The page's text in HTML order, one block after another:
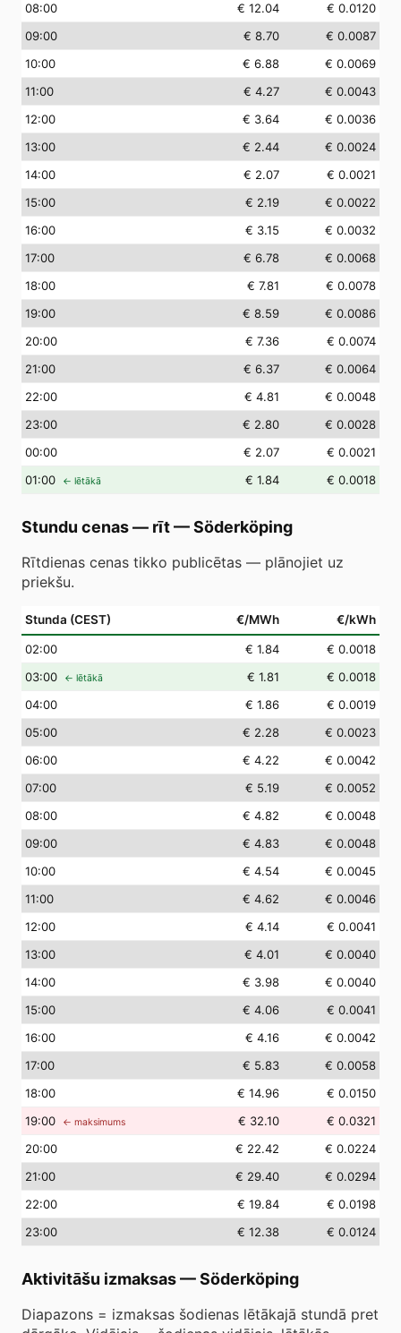
08:00 € 12.04
€ 0.0120
09:00 € 8.70
€ 0.0087
10:00 € 6.88
€ 0.0069
11:00 € 4.27
€ 0.0043
12:00 € 3.64
€ 0.0036
13:00 € 2.44
€ 0.0024
14:00 € 2.07
€ 0.0021
15:00 € 2.19
€ 0.0022
16:00 € 3.15
€ 0.0032
17:00 € 6.78
€ 0.0068
18:00 € 7.81
€ 0.0078
19:00 € 8.59
€ 0.0086
20:00 € 7.36
€ 0.0074
21:00 € 6.37
€ 0.0064
22:00 € 4.81
€ 0.0048
23:00 € 2.80
€ 0.0028
00:00 € 2.07
€ 0.0021
01:00 ← lētākā € 1.84 € 0.0018
Stundu cenas — rīt—Söderköping
Rītdienas cenas tikko publicētas — plānojiet uz
priekšu.
Stunda (CEST) €/MWh €/kWh
02:00 € 1.84
€ 0.0018
03:00 ← lētākā € 1.81
€ 0.0018
04:00 € 1.86
€ 0.0019
05:00 € 2.28
€ 0.0023
06:00 € 4.22
€ 0.0042
07:00 € 5.19
€ 0.0052
08:00 € 4.82
€ 0.0048
09:00 € 4.83
€ 0.0048
10:00 € 4.54
€ 0.0045
11:00 € 4.62
€ 0.0046
12:00 € 4.14
€ 0.0041
13:00 € 4.01
€ 0.0040
14:00 € 3.98
€ 0.0040
15:00 € 4.06
€ 0.0041
16:00 € 4.16
€ 0.0042
17:00 € 5.83
€ 0.0058
18:00 € 14.96
€ 0.0150
19:00 ← maksimums € 32.10
€ 0.0321
20:00 € 22.42
€ 0.0224
21:00 € 29.40
€ 0.0294
22:00 € 19.84
€ 0.0198
23:00 € 12.38 € 0.0124
Aktivitāšu izmaksas—Söderköping
Diapazons = izmaksas šodienas lētākajā stundā pret